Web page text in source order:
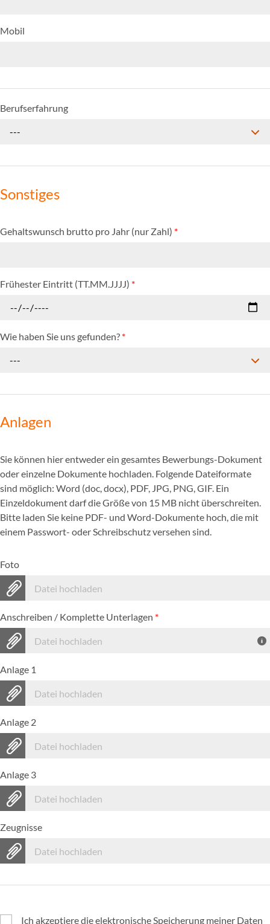
Mobil
Berufserfahrung
---
Sonstiges
Gehaltswunsch brutto pro Jahr (nur Zahl) *
Frühester Eintritt (TT.MM.JJJJ) *
Wie haben Sie uns gefunden? *
---
Anlagen
Sie können hier entweder ein gesamtes Bewerbungs-Dokument
oder einzelne Dokumente hochladen. Folgende Dateiformate
sind möglich: Word (doc, docx), PDF, JPG, PNG, GIF. Ein
Einzeldokument darf die Größe von 15 MB nicht überschreiten.
Bitte laden Sie keine PDF- und Word-Dokumente hoch, die mit
einem Passwort- oder Schreibschutz versehen sind.
Foto
Datei hochladen
Anschreiben / Komplette Unterlagen *
Datei hochladen
Anlage 1
Datei hochladen
Anlage 2
Datei hochladen
Anlage 3
Datei hochladen
Zeugnisse
Datei hochladen
Ich akzeptiere die elektronische Speicherung meiner Daten